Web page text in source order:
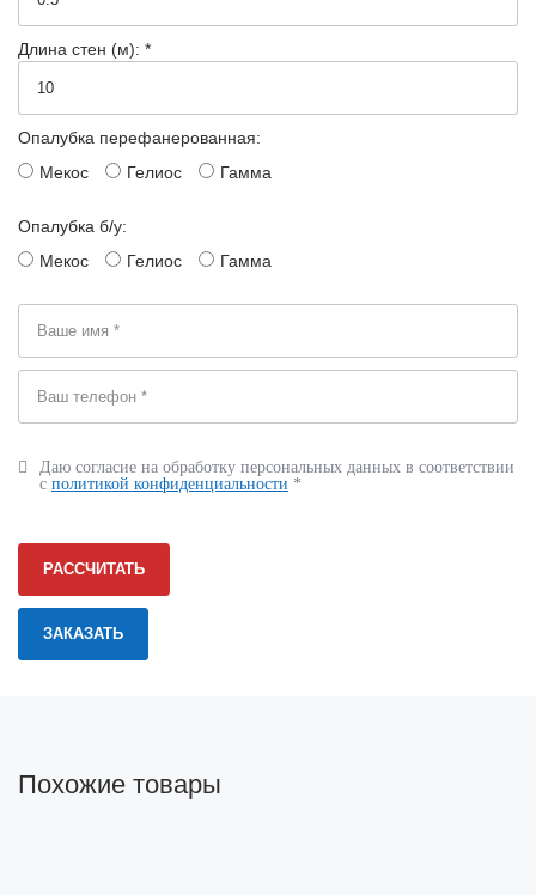
Длина стен (м): *
Опалубка перефанерованная:
Мекос
Гелиос Гамма
Опалубка б/у:
Мекос
Гелиос Гамма
Даю согласие на обработку персональных данных в соответствии
с политикой конфиденциальности *
РАССЧИТАТЬ
Похожие товары